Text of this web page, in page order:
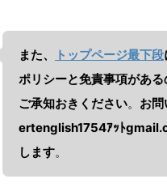
また、 トップページ最下段
ポリシーと免責事項がある
ご承知おきください。 お
ertenglish1754ｱｯﾄ
します。